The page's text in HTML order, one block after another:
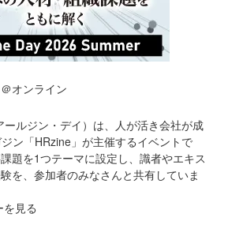
オンライン
ルジン・デイ）は、人が活き会社が成
ン「HRzine」が主催するイベントで
題を1つテーマに設定し、識者やエキス
を、参加者のみなさんと共有していま
見る